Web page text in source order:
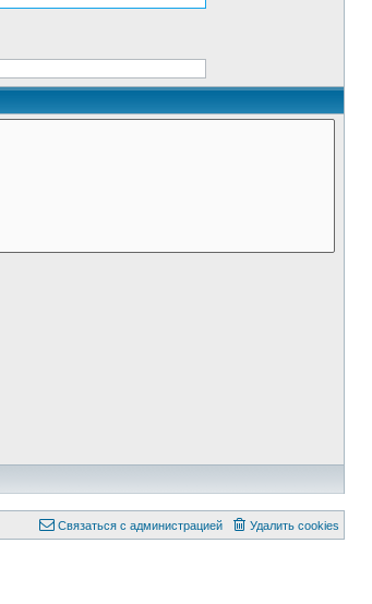
Удалить cookies
Связаться с администрацией